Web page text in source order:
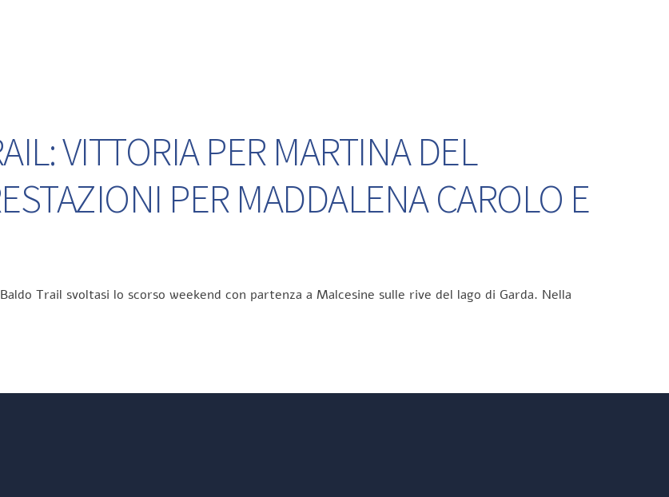
VITTORIA PER MARTINA DEL
PER MADDALENA CAROLO E
Trail svoltasi lo scorso weekend con partenza a Malcesine sulle rive del lago di Garda. Nella